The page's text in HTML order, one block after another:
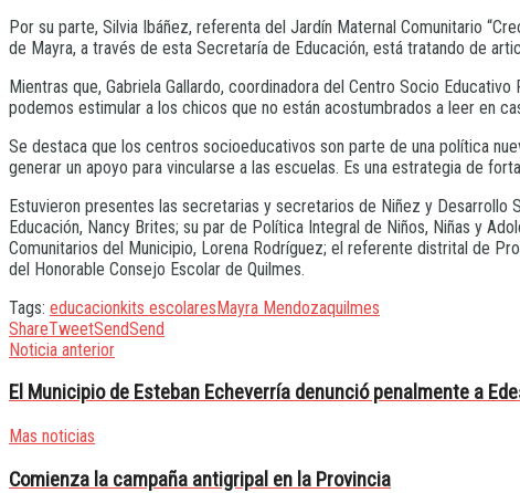
Por su parte, Silvia Ibáñez, referenta del Jardín Maternal Comunitario
de Mayra, a través de esta Secretaría de Educación, está tratando de
Mientras que, Gabriela Gallardo, coordinadora del Centro Socio
podemos estimular a los chicos que no están acostumbrados a leer en
Se destaca que los centros socioeducativos son parte de una política
generar un apoyo para vincularse a las escuelas. Es una estrategia de
Estuvieron presentes las secretarias y secretarios de Niñez y Desarrollo
Educación, Nancy Brites; su par de Política Integral de Niños, Niñas y
Comunitarios del Municipio, Lorena Rodríguez; el referente distrital de
del Honorable Consejo Escolar de Quilmes.
Tags: educacionkits escolaresMayra Mendozaquilmes
ShareTweetSendSend
Noticia anterior
El Municipio de Esteban Echeverría denunció penalmente a
Mas noticias
Comienza la campaña antigripal en la Provincia